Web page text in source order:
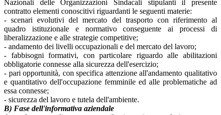
Nazionali delle Organizzazioni Sindacali stipulanti il presente
contratto elementi conoscitivi riguardanti le seguenti materie:
- scenari evolutivi del mercato del trasporto con riferimento al
quadro istituzionale e normativo conseguente ai processi di
liberalizzazione e alle strategie competitive;
- andamento dei livelli occupazionali e del mercato del lavoro;
- fabbisogni formativi, con particolare riguardo alle abilitazioni
obbligatorie connesse alla sicurezza dell'esercizio;
- pari opportunità, con specifica attenzione all'andamento qualitativo
e quantitativo dell'occupazione femminile ed alle problematiche ad
essa connesse;
- sicurezza del lavoro e tutela dell'ambiente.
B) Fase dell'informativa aziendale